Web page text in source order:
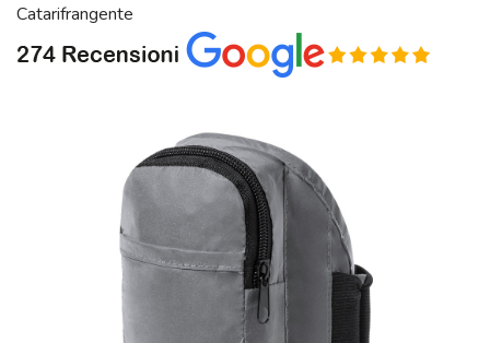
Catarifrangente